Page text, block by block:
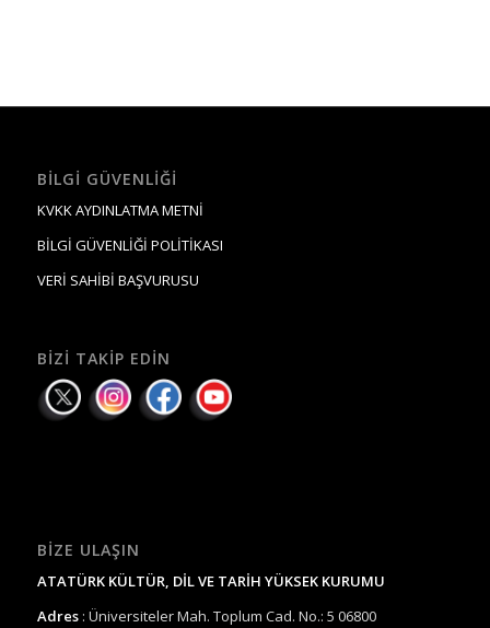
BILGI GÜVENLIĞI
KVKK AYDINLATMA METNİ
BİLGİ GÜVENLİĞİ POLİTİKASI
VERİ SAHİBİ BAŞVURUSU
BIZI TAKIP EDIN
BIZE ULAŞIN
ATATÜRK KÜLTÜR, DİL VE TARİH YÜKSEK KURUMU
Adres : Üniversiteler Mah. Toplum Cad. No.: 5 06800